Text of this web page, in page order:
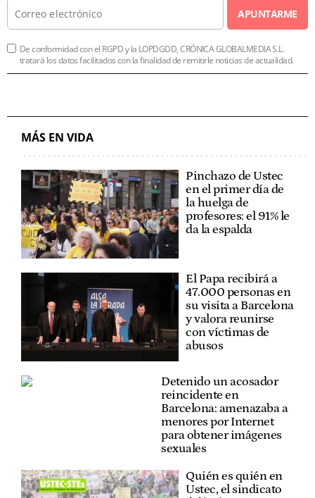
APUNTARME
De conformidad con el RGPD y la LOPDGDD, CRÓNICA GLOBALMEDIA S.L.
tratará los datos facilitados con la finalidad de remitirle noticias de actualidad.
MÁS EN VIDA
Pinchazo de Ustec
en el primer día de
la huelga de
profesores: el 91% le
da la espalda
El Papa recibirá a
47.000 personas en
su visita a Barcelona
y valora reunirse
con víctimas de
abusos
Detenido un acosador
reincidente en
Barcelona: amenazaba a
menores por Internet
para obtener imágenes
sexuales
Quién es quién en
Ustec, el sindicato